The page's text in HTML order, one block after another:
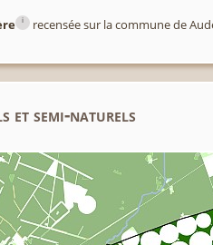
i recensée sur la commune de
et semi-naturels